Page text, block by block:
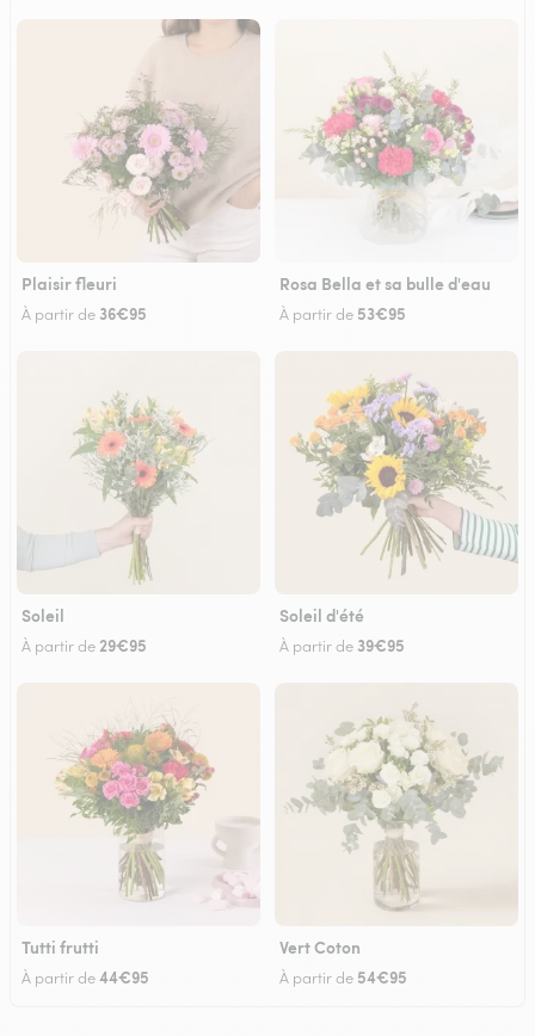
Plaisir fleuri
À partir de 36€95
Rosa Bella et sa bulle d'eau
À partir de 53€95
Soleil
À partir de29€95
Soleil d'été
À partir de 39€95
Tutti frutti
À partir de44€95
Vert Coton
À partir de 54€95